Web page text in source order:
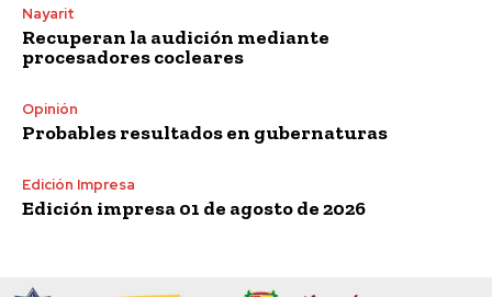
Nayarit
Recuperan la audición mediante
procesadores cocleares
Opinión
Probables resultados en gubernaturas
Edición Impresa
Edición impresa 01 de agosto de 2026